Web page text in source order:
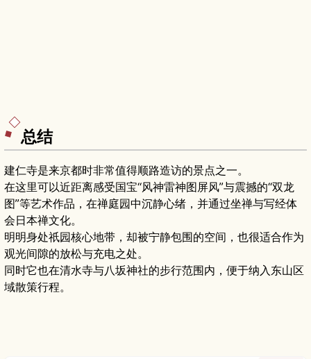
总结
建仁寺是来京都时非常值得顺路造访的景点之一。
在这里可以近距离感受国宝“风神雷神图屏风”与震撼的“双龙
图”等艺术作品，在禅庭园中沉静心绪，并通过坐禅与写经体
会日本禅文化。
明明身处祇园核心地带，却被宁静包围的空间，也很适合作为
观光间隙的放松与充电之处。
同时它也在清水寺与八坂神社的步行范围内，便于纳入东山区
域散策行程。